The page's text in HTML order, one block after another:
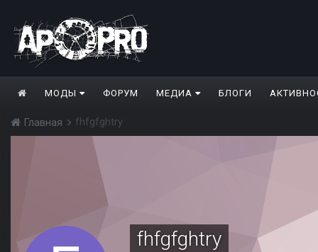
МОДЫ ФОРУМ МЕДИА БЛОГИ
Главная fhfgfghtry
fhfgfghtry